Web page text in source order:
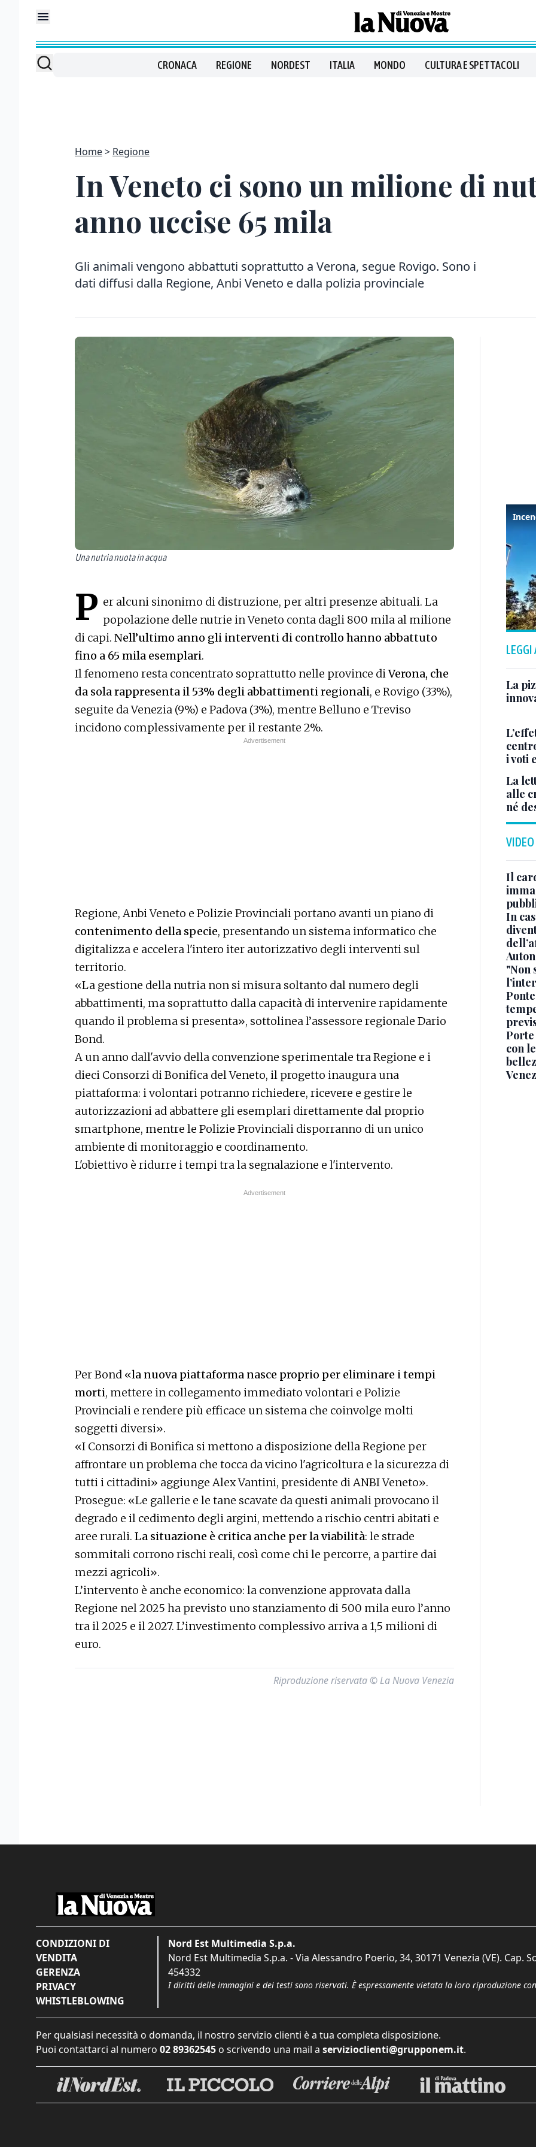
CRONACA REGIONE NORDEST ITALIA MONDO CULTURA E SPETTACOLI
Home Regione
In Veneto ci sono un milione di
anno uccise 65 mila
Gli animali vengono abbattuti soprattutto a Verona, segue Rovigo. Sono i
dati diffusi dalla Regione, Anbi Veneto e dalla polizia provinciale
Una nutria nuota in acqua
P er alcuni sinonimo di distruzione, per altri presenze abituali. La
popolazione delle nutrie in Veneto conta dagli 800 mila al milione
di capi. Nell’ultimo anno gli interventi di controllo hanno abbattuto
fino a 65 mila esemplari.
Il fenomeno resta concentrato soprattutto nelle province diVerona, che
da sola rappresenta il 53% degli abbattimenti regionali, e Rovigo (33%),
seguite da Venezia (9%) e Padova (3%), mentre Belluno e Treviso
incidono complessivamente per il restante 2%.
Regione, Anbi Veneto e Polizie Provinciali portano avanti un piano di
contenimento della specie, presentando un sistema informatico che
digitalizza e accelera l'intero iter autorizzativo degli interventi sul
territorio.
«La gestione della nutria non si misura soltanto dal numero degli
abbattimenti, ma soprattutto dalla capacità di intervenire rapidamente
quando il problema si presenta», sottolinea l’assessore regionale Dario
Bond.
A un anno dall'avvio della convenzione sperimentale tra Regione e i
dieci Consorzi di Bonifica del Veneto, il progetto inaugura una
piattaforma: i volontari potranno richiedere, ricevere e gestire le
autorizzazioni ad abbattere gli esemplari direttamente dal proprio
smartphone, mentre le Polizie Provinciali disporranno di un unico
ambiente di monitoraggio e coordinamento.
L'obiettivo è ridurre i tempi tra la segnalazione e l'intervento.
Per Bond «la nuova piattaforma nasce proprio per eliminare i tempi
morti, mettere in collegamento immediato volontari e Polizie
Provinciali e rendere più efficace un sistema che coinvolge molti
soggetti diversi».
«I Consorzi di Bonifica si mettono a disposizione della Regione per
affrontare un problema che tocca da vicino l'agricoltura e la sicurezza di
tutti i cittadini» aggiunge Alex Vantini, presidente di ANBI Veneto».
Prosegue: «Le gallerie e le tane scavate da questi animali provocano il
degrado e il cedimento degli argini, mettendo a rischio centri abitati e
aree rurali. La situazione è critica anche per la viabilità: le strade
sommitali corrono rischi reali, così come chi le percorre, a partire dai
mezzi agricoli».
L’intervento è anche economico: la convenzione approvata dalla
Regione nel 2025 ha previsto uno stanziamento di 500 mila euro l’anno
tra il 2025 e il 2027. L’investimento complessivo arriva a 1,5 milioni di
euro.
Riproduzione riservata © La Nuova Venezia
LEGGI
La
i voti
La
alle
né
VIDEO
Il
In
"Non
con
CONDIZIONI DI
VENDITA
GERENZA
PRIVACY
WHISTLEBLOWING
Nord Est Multimedia S.p.a.
Nord Est Multimedia S.p.a. - Via Alessandro Poerio, 34, 30171 Venezia (VE). Cap.
454332
I diritti delle immagini e dei testi sono riservati. È espressamente vietata la loro riproduzione
Per qualsiasi necessità o domanda, il nostro servizio clienti è a tua completa disposizione.
Puoi contattarci al numero 02 89362545 o scrivendo una mail a servizioclienti@grupponem.it.